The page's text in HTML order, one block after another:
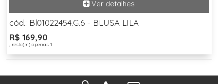
cód.: Bl01022454.G.6 - BLUSA LILA
R$ 169,90
, resta(m) apenas 1